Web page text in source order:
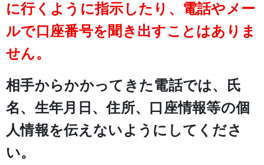
に行くように指示したり、電話やメー
ルで口座番号を聞き出すことはありま
せん。
相手からかかってきた電話では、氏
名、生年月日、住所、口座情報等の個
人情報を伝えないようにしてくださ
い。